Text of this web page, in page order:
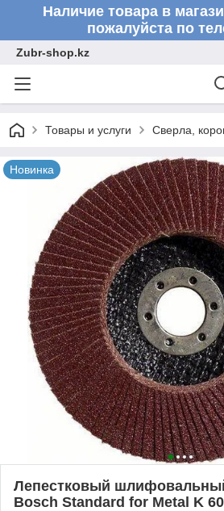
Наличие товара в
пожалуйста по
Zubr-shop.kz
Товары и услуги Сверла,
Новинка
Лепестковый
Bosch Standard for Metal K